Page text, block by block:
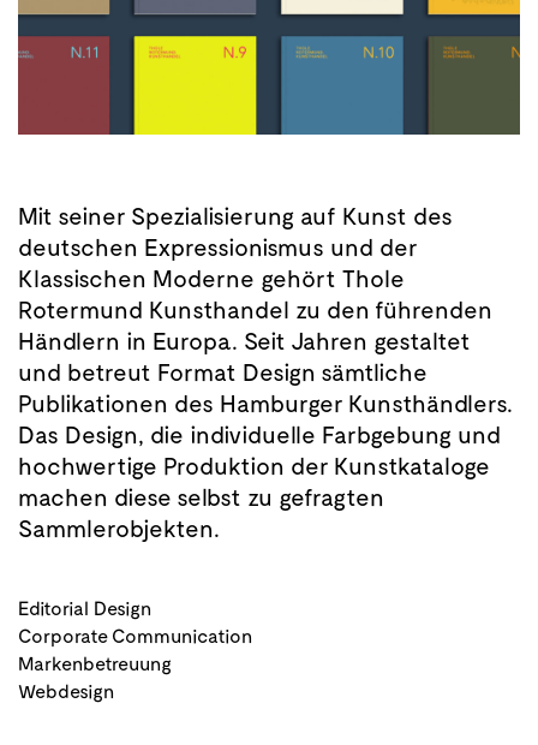
Mit seiner Spezialisierung auf Kunst des
deutschen Expressionismus und der
Klassischen Moderne gehört Thole
Rotermund Kunsthandel zu den führenden
Händlern in Europa. Seit Jahren gestaltet
und betreut Format Design sämtliche
Publikationen des Hamburger Kunsthändlers.
Das Design, die individuelle Farbgebung und
hochwertige Produktion der Kunstkataloge
machen diese selbst zu gefragten
Sammlerobjekten.
Editorial Design
Corporate Communication
Markenbetreuung
Webdesign